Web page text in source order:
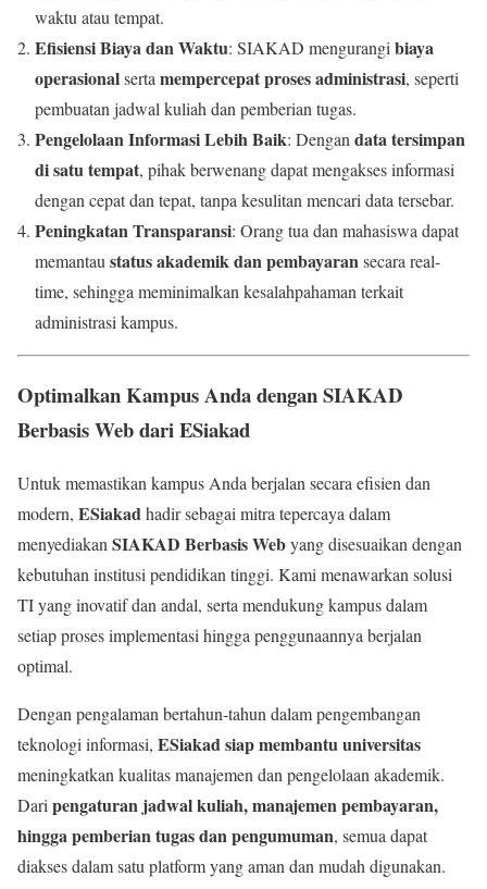
waktu atau tempat.
Efisiensi Biaya dan Waktu: SIAKAD mengurangi biaya
operasionalserta mempercepat proses administrasi, seperti
pembuatan jadwal kuliah dan pemberian tugas.
Pengelolaan Informasi Lebih Baik: Dengan data tersimpan
di satu tempat, pihak berwenang dapat mengakses informasi
dengan cepat dan tepat, tanpa kesulitan mencari data tersebar.
Peningkatan Transparansi: Orang tua dan mahasiswa dapat
memantau status akademik dan pembayaransecara real-
time, sehingga meminimalkan kesalahpahaman terkait
administrasi kampus.
Optimalkan Kampus Anda dengan SIAKAD
Berbasis Web dari ESiakad
Untuk memastikan kampus Anda berjalan secara efisien dan
modern, ESiakadhadir sebagai mitra tepercaya dalam
menyediakan SIAKAD Berbasis Webyang disesuaikan dengan
kebutuhan institusi pendidikan tinggi. Kami menawarkan solusi
TI yang inovatif dan andal, serta mendukung kampus dalam
setiap proses implementasi hingga penggunaannya berjalan
optimal.
Dengan pengalaman bertahun-tahun dalam pengembangan
teknologi informasi, ESiakad siap membantu universitas
meningkatkan kualitas manajemen dan pengelolaan akademik.
Dari pengaturan jadwal kuliah, manajemen pembayaran,
hingga pemberian tugas dan pengumuman, semua dapat
diakses dalam satu platform yang aman dan mudah digunakan.